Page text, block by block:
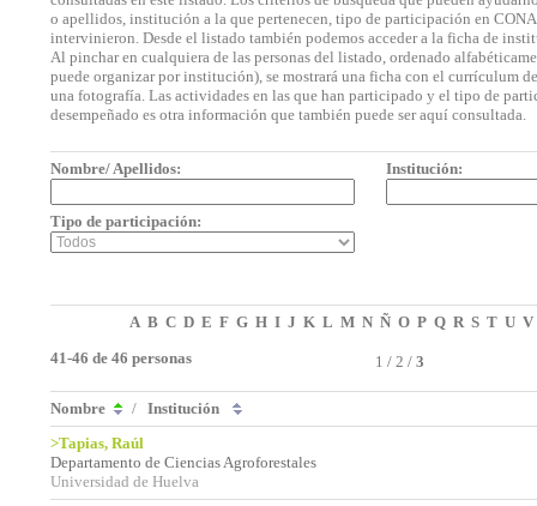
o apellidos, institución a la que pertenecen, tipo de participación en
intervinieron. Desde el listado también podemos acceder a la ficha de
Al pinchar en cualquiera de las personas del listado, ordenado
puede organizar por institución), se mostrará una ficha con el currículum
una fotografía. Las actividades en las que han participado y el tipo de
desempeñado es otra información que también puede ser aquí consultada.
Nombre/ Apellidos: Institución:
Tipo de participación:
A B C D E F G H I J K L M N Ñ O P Q R S T U V
41-46 de 46 personas
1 / 2 / 3
Nombre / Institución
>Tapias, Raúl
Departamento de Ciencias Agroforestales
Universidad de Huelva